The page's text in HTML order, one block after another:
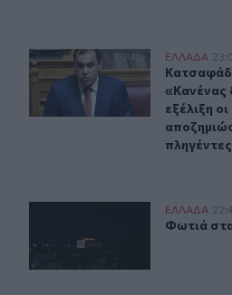
Kατσαφάδος: «Το μήνυμα
ΕΛΛAΔΑ
«Κανένας
εξέλιξη
πληγέντες
Φωτιά στα Αϊβαλιώτικα
ΕΛΛAΔΑ
Φωτιά
Φωτιά